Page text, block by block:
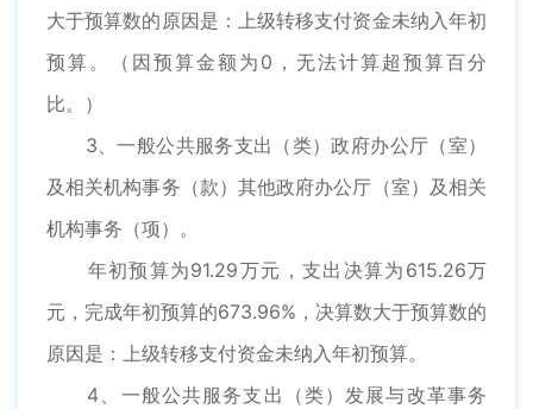
大于预算数的原因是：上级转移支付资金未纳入年初
预算。（因预算金额为0，无法计算超预算百分
比。）
3、一般公共服务支出（类）政府办公厅（室）
及相关机构事务（款）其他政府办公厅（室）及相关
机构事务（项）。
年初预算为91.29万元，支出决算为615.26万
元，完成年初预算的673.96%，决算数大于预算数的
原因是：上级转移支付资金未纳入年初预算。
4、一般公共服务支出（类）发展与改革事务